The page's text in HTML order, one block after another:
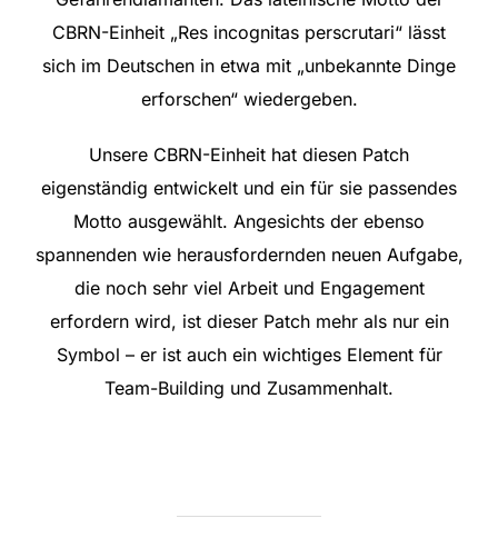
CBRN-Einheit „Res incognitas perscrutari“ lässt
sich im Deutschen in etwa mit „unbekannte Dinge
erforschen“ wiedergeben.
Unsere CBRN-Einheit hat diesen Patch
eigenständig entwickelt und ein für sie passendes
Motto ausgewählt. Angesichts der ebenso
spannenden wie herausfordernden neuen Aufgabe,
die noch sehr viel Arbeit und Engagement
erfordern wird, ist dieser Patch mehr als nur ein
Symbol – er ist auch ein wichtiges Element für
Team-Building und Zusammenhalt.